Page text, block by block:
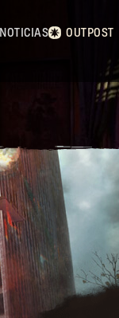
NOTICIAS OUTPOST